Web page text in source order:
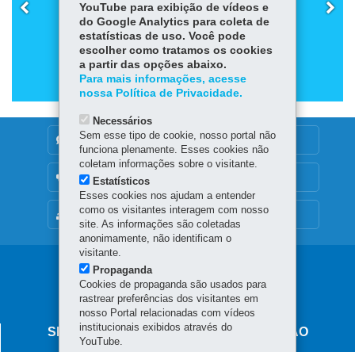
CURRÍCULO PARANAENSE - EF - ANOS FINAIS
MAPA DO SITE
DENUNCIE CORRUPÇÃO
OUVIDORIA
SECRETARIA DE ESTADO DA EDUCAÇÃO
YouTube para exibição de vídeos e
do Google Analytics para coleta de
estatísticas de uso. Você pode
escolher como tratamos os cookies
a partir das opções abaixo.
Para mais informações, acesse
nossa Política de Privacidade.
Necessários
Sem esse tipo de cookie, nosso portal não
funciona plenamente. Esses cookies não
coletam informações sobre o visitante.
Estatísticos
Esses cookies nos ajudam a entender
como os visitantes interagem com nosso
site. As informações são coletadas
anonimamente, não identificam o
visitante.
Propaganda
Cookies de propaganda são usados para
rastrear preferências dos visitantes em
nosso Portal relacionadas com vídeos
institucionais exibidos através do
YouTube.